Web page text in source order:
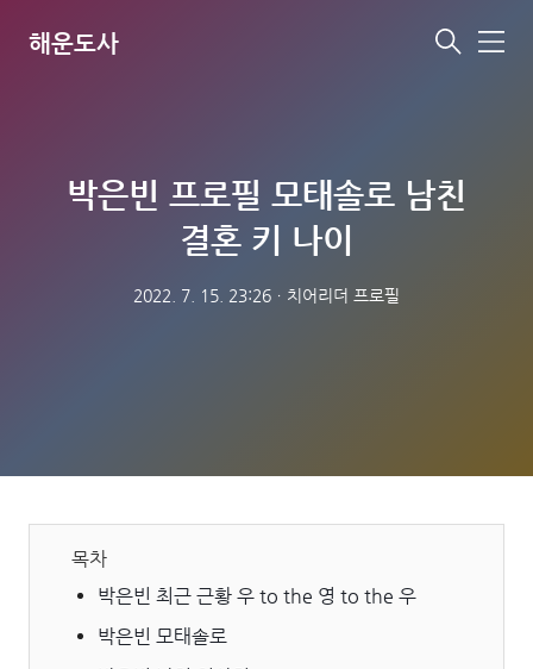
해운도사
메
박은빈 프로필 모태솔로 남친
결혼 키 나이
2022. 7. 15. 23:26 ㆍ 치어리더 프로필
목차
박은빈 최근 근황 우 to the 영 to the 우
박은빈 모태솔로